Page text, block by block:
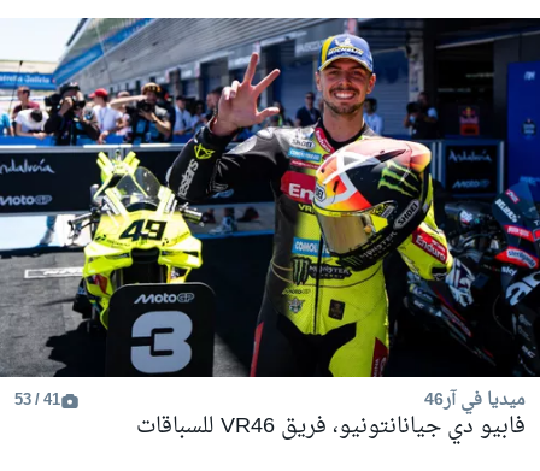
ميديا في آر46 41 / 53
فابيو دي جيانانتونيو، فريق VR46 للسباقات